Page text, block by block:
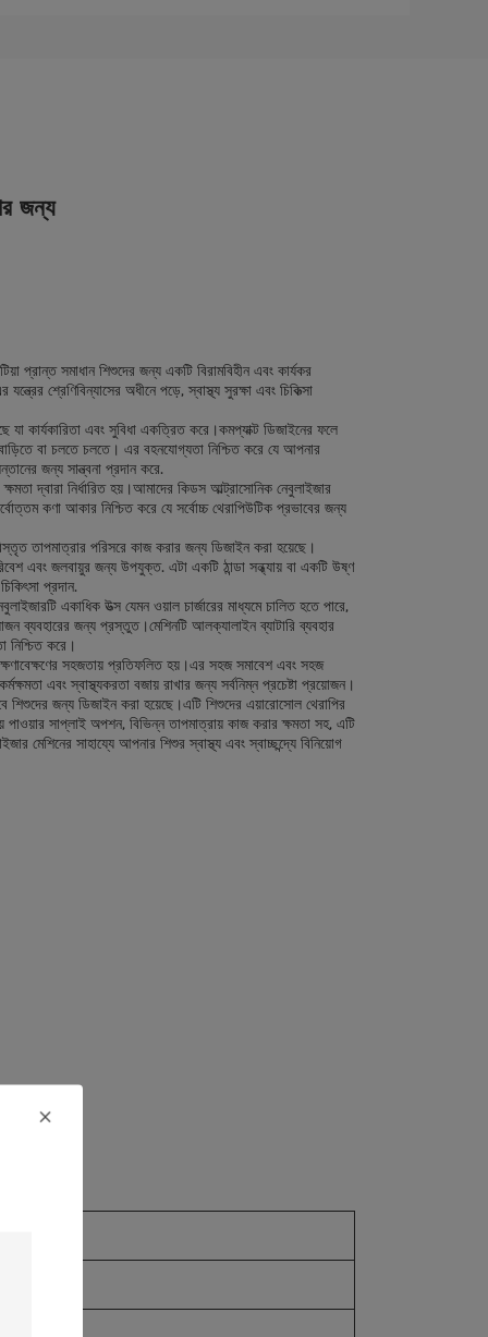
জন্য
প্রান্ত সমাধান শিশুদের জন্য একটি বিরামবিহীন এবং কার্যকর
শ্রেণিবিন্যাসের অধীনে পড়ে, স্বাস্থ্য সুরক্ষা এবং চিকিত্সা
যা কার্যকারিতা এবং সুবিধা একত্রিত করে।কমপ্যাক্ট ডিজাইনের ফলে
বা চলতে চলতে। এর বহনযোগ্যতা নিশ্চিত করে যে আপনার
জন্য সান্ত্বনা প্রদান করে.
দ্বারা নির্ধারিত হয়।আমাদের কিডস আল্ট্রাসোনিক নেবুলাইজার
কণা আকার নিশ্চিত করে যে সর্বোচ্চ থেরাপিউটিক প্রভাবের জন্য
তাপমাত্রার পরিসরে কাজ করার জন্য ডিজাইন করা হয়েছে।
এবং জলবায়ুর জন্য উপযুক্ত. এটা একটি ঠান্ডা সন্ধ্যায় বা একটি উষ্ণ
প্রদান.
একাধিক উত্স যেমন ওয়াল চার্জারের মাধ্যমে চালিত হতে পারে,
ব্যবহারের জন্য প্রস্তুত।মেশিনটি আলক্যালাইন ব্যাটারি ব্যবহার
নিশ্চিত করে।
সহজতায় প্রতিফলিত হয়।এর সহজ সমাবেশ এবং সহজ
এবং স্বাস্থ্যকরতা বজায় রাখার জন্য সর্বনিম্ন প্রচেষ্টা প্রয়োজন।
শিশুদের জন্য ডিজাইন করা হয়েছে।এটি শিশুদের এয়ারোসোল থেরাপির
সাপ্লাই অপশন, বিভিন্ন তাপমাত্রায় কাজ করার ক্ষমতা সহ, এটি
মেশিনের সাহায্যে আপনার শিশুর স্বাস্থ্য এবং স্বাচ্ছন্দ্যে বিনিয়োগ